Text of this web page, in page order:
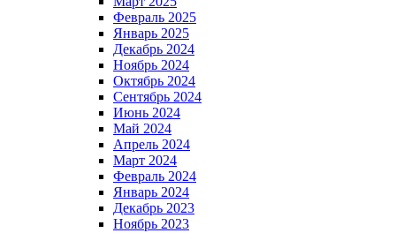
Февраль 2025
Январь 2025
Декабрь 2024
Ноябрь 2024
Октябрь 2024
Сентябрь 2024
Июнь 2024
Май 2024
Апрель 2024
Март 2024
Февраль 2024
Январь 2024
Декабрь 2023
Ноябрь 2023